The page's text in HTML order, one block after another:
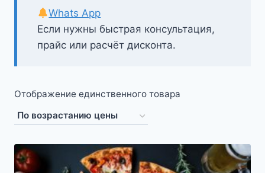
Если нужны быстрая консультация,
прайс или расчёт дисконта.
Whats App
Отображение единственного товара